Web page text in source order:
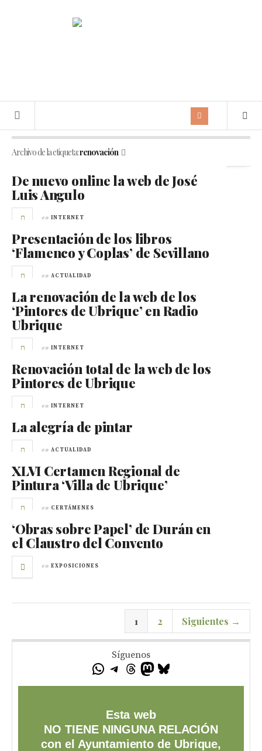
Archivo de la etiqueta:renovación
De nuevo online la web de José
Luis Angulo
en INTERNET
Presentación de los libros
‘Flamenco y Coplas’ de Sevillano
en ACTUALIDAD
La renovación de la web de los
‘Pintores de Ubrique’ en Radio
Ubrique
en INTERNET
Renovación total de la web de los
Pintores de Ubrique
en INTERNET
La alegría de pintar
en ACTUALIDAD
XLVI Certamen Regional de
Pintura ‘Villa de Ubrique’
en CERTÁMENES
‘Obras sobre Papel’ de Durán en
el Claustro del Convento
en EXPOSICIONES
1 2 Siguientes →
Síguenos
Esta web
NO TIENE NINGUNA RELACIÓN
con el Ayuntamiento de Ubrique,